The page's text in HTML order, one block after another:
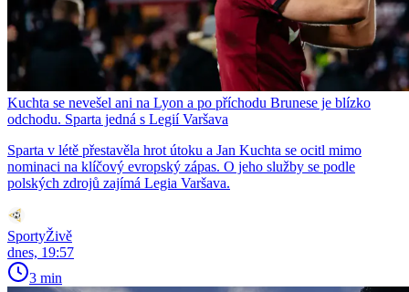
Kuchta se nevešel ani na Lyon a po příchodu Brunese je blízko
odchodu. Sparta jedná s Legií Varšava
Sparta v létě přestavěla hrot útoku a Jan Kuchta se ocitl mimo
nominaci na klíčový evropský zápas. O jeho služby se podle
polských zdrojů zajímá Legia Varšava.
SportyŽivě
dnes, 19:57
3 min